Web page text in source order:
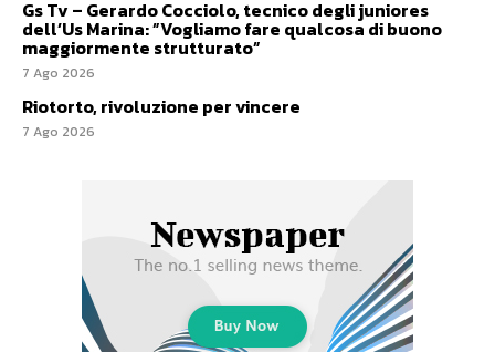
Gs Tv – Gerardo Cocciolo, tecnico degli juniores
dell’Us Marina: ”Vogliamo fare qualcosa di buono
maggiormente strutturato”
7 Ago 2026
Riotorto, rivoluzione per vincere
7 Ago 2026